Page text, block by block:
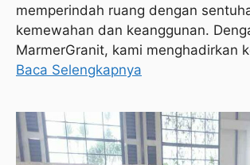
memperindah ruang dengan
kemewahan dan keanggunan.
MarmerGranit, kami menghadirkan
Baca Selengkapnya